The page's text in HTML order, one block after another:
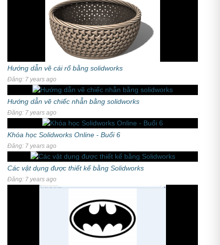
Hướng dẫn vẽ cái rổ bằng solidworks
Đăng: 7 years ago
Hướng dẫn vẽ chiếc nhẫn bằng solidworks
Đăng: 7 years ago
Khóa học Solidworks Online - Buổi 6
Đăng: 7 years ago
Các vật dụng được thiết kế bằng Solidworks
Đăng: 7 years ago